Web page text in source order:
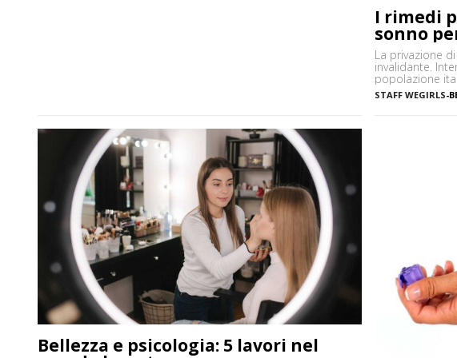
I rimedi
sonno
La privazione
invalidante.
popolazione
circa 12 milioni
solo sulla vita
STAFF WEGIRLS-
Bellezza e psicologia: 5 lavori nel